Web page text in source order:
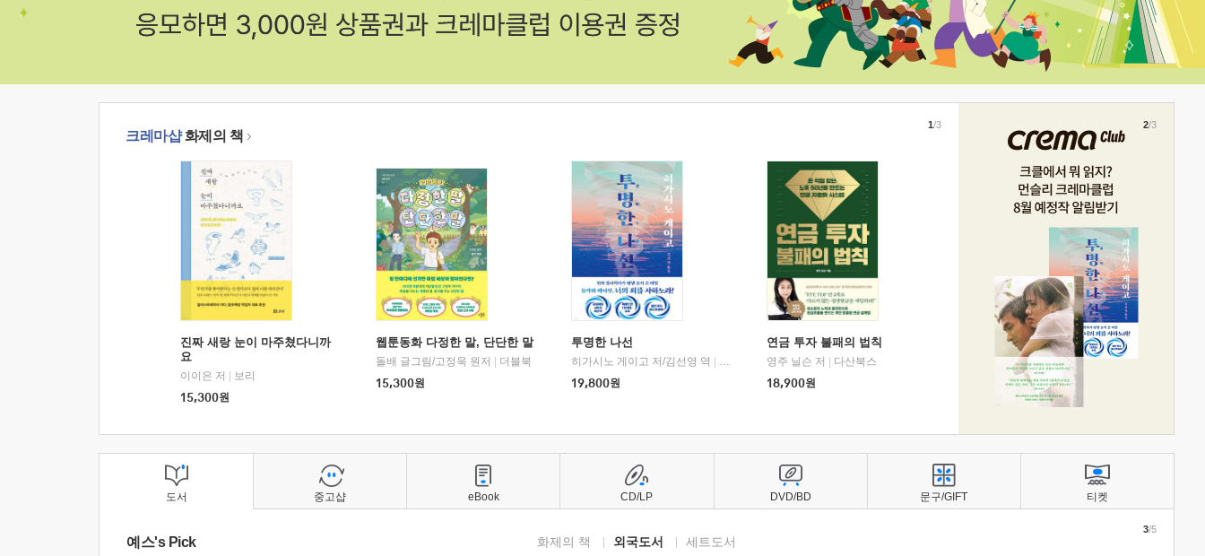
크레마샵화제의 책
진짜 새랑 눈이 마주쳤다니까
요
이이은 저
보리
15,300원
웹툰동화 다정한 말, 단단한 말
돌배 글그림/고정욱 원저
더블북
15,300원
투명한 나선
히가시노 게이고 저/김선영 역
북다
19,800원
연금 투자 불패의 법칙
영주 닐슨 저
다산북스
18,900원
1/3 2/3
도서
예스's Pick 화제의 책 외국도서 세트도서
3/5
중고샵 eBook CD/LP DVD/BD 문구/GIFT 티켓